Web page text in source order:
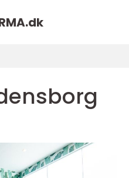
dk